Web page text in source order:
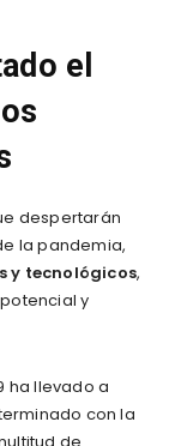
el
despertarán
la pandemia,
y tecnológicos,
y
ha llevado a
con la